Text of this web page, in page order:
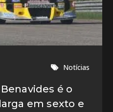
Notícias
é o
em sexto e